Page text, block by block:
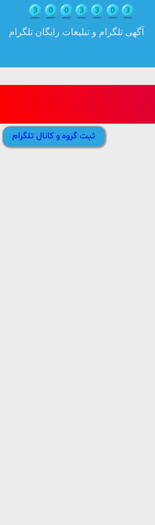
آگهی تلگرام و تبلیغات رایگان تلگرام
ثبت گروه و کانال تلگرام